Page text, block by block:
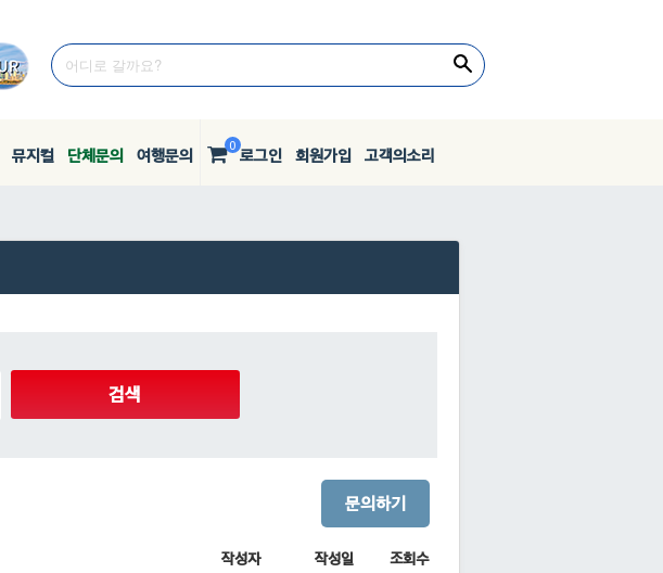
뮤지컬 단체문의 여행문의 0 로그인 회원가입 고객의소리
문의하기
작성자 작성일 조회수